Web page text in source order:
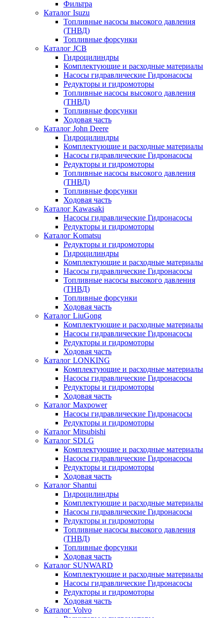
Фильтра
Каталог Isuzu
Топливные насосы высокого давления
(ТНВД)
Топливные форсунки
Каталог JCB
Гидроцилиндры
Комплектующие и расходные материалы
Насосы гидравлические Гидронасосы
Редукторы и гидромоторы
Топливные насосы высокого давления
(ТНВД)
Топливные форсунки
Ходовая часть
Каталог John Deere
Гидроцилиндры
Комплектующие и расходные материалы
Насосы гидравлические Гидронасосы
Редукторы и гидромоторы
Топливные насосы высокого давления
(ТНВД)
Топливные форсунки
Ходовая часть
Каталог Kawasaki
Насосы гидравлические Гидронасосы
Редукторы и гидромоторы
Каталог Komatsu
Редукторы и гидромоторы
Гидроцилиндры
Комплектующие и расходные материалы
Насосы гидравлические Гидронасосы
Топливные насосы высокого давления
(ТНВД)
Топливные форсунки
Ходовая часть
Каталог LiuGong
Комплектующие и расходные материалы
Насосы гидравлические Гидронасосы
Редукторы и гидромоторы
Ходовая часть
Каталог LONKING
Комплектующие и расходные материалы
Насосы гидравлические Гидронасосы
Редукторы и гидромоторы
Ходовая часть
Каталог Maxpower
Насосы гидравлические Гидронасосы
Редукторы и гидромоторы
Каталог Mitsubishi
Каталог SDLG
Комплектующие и расходные материалы
Насосы гидравлические Гидронасосы
Редукторы и гидромоторы
Ходовая часть
Каталог Shantui
Гидроцилиндры
Комплектующие и расходные материалы
Насосы гидравлические Гидронасосы
Редукторы и гидромоторы
Топливные насосы высокого давления
(ТНВД)
Топливные форсунки
Ходовая часть
Каталог SUNWARD
Комплектующие и расходные материалы
Насосы гидравлические Гидронасосы
Редукторы и гидромоторы
Ходовая часть
Каталог Volvo